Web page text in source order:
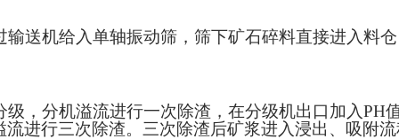
送机给入单轴振动筛，筛下矿石碎料直接进入料
，分机溢流进行一次除渣，在分级机出口加入PH
进行三次除渣。三次除渣后矿浆进入浸出、吸附